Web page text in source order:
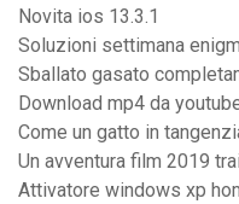
Novita ios 13.3.1
Soluzioni settimana
Sballato gasato
Download mp4 da
Come un gatto in
Un avventura film 2019
Attivatore windows xp